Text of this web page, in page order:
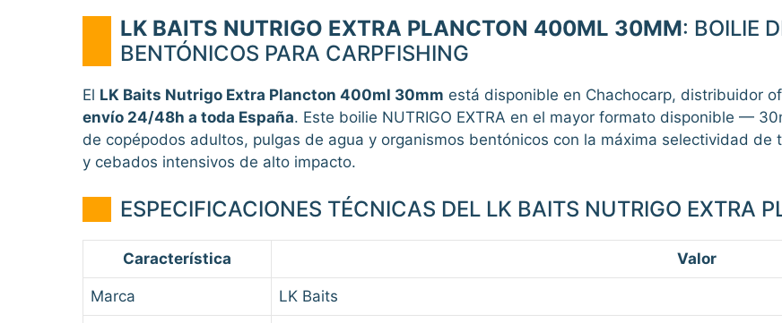
LK BAITS NUTRIGO EXTRA PLANCTON 400ML 30MM: BOILIE
BENTÓNICOS PARA CARPFISHING
El LK Baits Nutrigo Extra Plancton 400ml 30mm está disponible en Chachocarp, distribuidor
envío 24/48h a toda España. Este boilie NUTRIGO EXTRA en el mayor formato disponible —
de copépodos adultos, pulgas de agua y organismos bentónicos con la máxima selectividad de
y cebados intensivos de alto impacto.
ESPECIFICACIONES TÉCNICAS DEL LK BAITS NUTRIGO EXTRA
Característica Valor
Marca LK Baits